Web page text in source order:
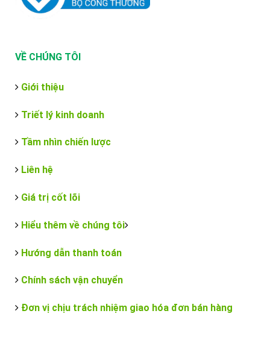
VỀ CHÚNG TÔI
Giới thiệu
Triết lý kinh doanh
Tầm nhìn chiến lược
Liên hệ
Giá trị cốt lõi
Hiểu thêm về chúng tôi
Hướng dẫn thanh toán
Chính sách vận chuyển
Đơn vị chịu trách nhiệm giao hóa đơn bán hàng